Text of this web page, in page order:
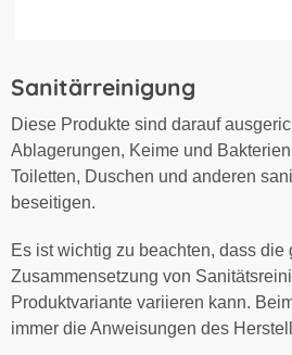
Sanitärreinigung
Diese Produkte sind darauf
Ablagerungen, Keime und
Toiletten, Duschen und anderen
beseitigen.
Es ist wichtig zu beachten, dass die
Zusammensetzung von
Produktvariante variieren kann.
immer die Anweisungen des